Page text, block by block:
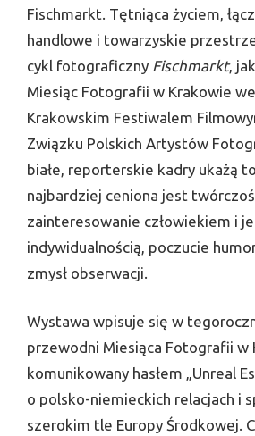
Fischmarkt. Tętniąca życiem,
handlowe i towarzyskie
cykl fotograficzny Fischmarkt,
Miesiąc Fotografii w Krakowie
Krakowskim Festiwalem
Związku Polskich Artystów
białe, reporterskie kadry ukażą
najbardziej ceniona jest
zainteresowanie człowiekiem i
indywidualnością, poczucie
zmysł obserwacji.
Wystawa wpisuje się w
przewodni Miesiąca Fotografii w
komunikowany hasłem „Unreal
o polsko-niemieckich relacjach i
szerokim tle Europy Środkowej.